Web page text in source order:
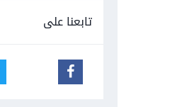
تابعنا على